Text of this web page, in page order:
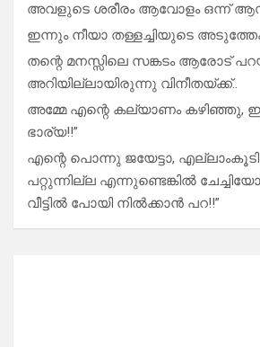
അവളുടെ ശരീരം ആവോളം ഒന്ന്
ഇന്നും നീയാ തള്ളച്ചിയുടെ
തന്റെ മനസ്സിലെ സങ്കടം ആരോട്
അറിയില്ലായിരുന്നു വിനീതയ്ക്ക്..
അമ്മേ എന്റെ കല്യാണം കഴിഞ്ഞു,
ഭാര്യ!!”
എന്റെ പൊന്നു ജയേട്ടാ, എല്ലാംകൂടി
പറ്റുന്നില്ല എന്നുണ്ടെങ്കിൽ
വീട്ടിൽ പോയി നിൽക്കാൻ പറ!!”